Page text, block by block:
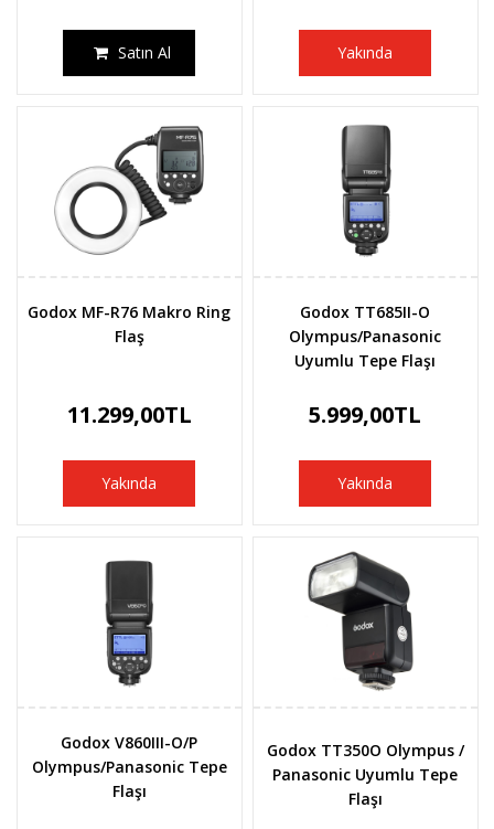
Satın Al Yakında
Godox MF-R76 Makro Ring
Flaş
11.299,00TL
Yakında
Godox TT685II-O
Olympus/Panasonic
Uyumlu Tepe Flaşı
5.999,00TL
Yakında
Godox V860III-O/P
Olympus/Panasonic Tepe
Flaşı
Godox TT350O Olympus /
Panasonic Uyumlu Tepe
Flaşı